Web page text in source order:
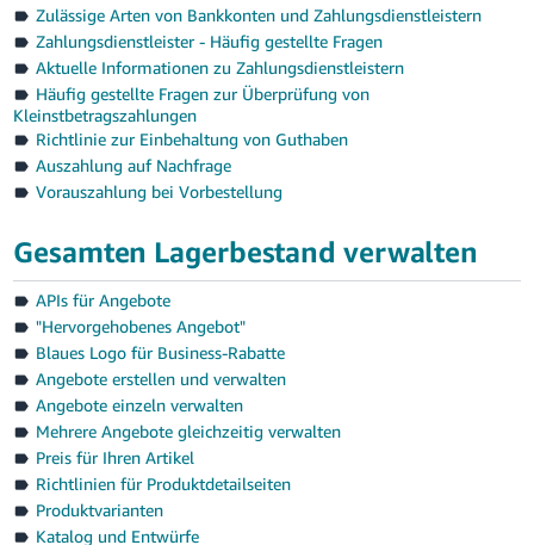
Zulässige Arten von Bankkonten und Zahlungsdienstleistern
Zahlungsdienstleister - Häufig gestellte Fragen
Aktuelle Informationen zu Zahlungsdienstleistern
Häufig gestellte Fragen zur Überprüfung von
Kleinstbetragszahlungen
Richtlinie zur Einbehaltung von Guthaben
Auszahlung auf Nachfrage
Vorauszahlung bei Vorbestellung
Gesamten Lagerbestand verwalten
APIs für Angebote
"Hervorgehobenes Angebot"
Blaues Logo für Business-Rabatte
Angebote erstellen und verwalten
Angebote einzeln verwalten
Mehrere Angebote gleichzeitig verwalten
Preis für Ihren Artikel
Richtlinien für Produktdetailseiten
Produktvarianten
Katalog und Entwürfe